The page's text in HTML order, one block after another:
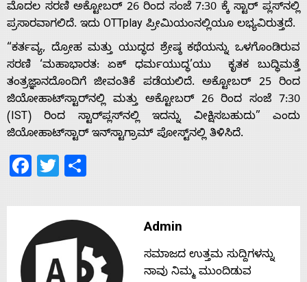
Home
About
Us
Advertise
With
ಮೊದಲ ಸರಣಿ ಅಕ್ಟೋಬರ್ 26 ರಿಂದ ಸಂಜೆ 7:30 ಕ್ಕೆ ಸ್ಟಾರ್ ಪ್ಲಸ್‌ನಲ್ಲಿ
ಪ್ರಸಾರವಾಗಲಿದೆ. ಇದು OTTplay ಪ್ರೀಮಿಯಂನಲ್ಲಿಯೂ ಲಭ್ಯವಿರುತ್ತದೆ.
“ಕರ್ತವ್ಯ, ದ್ರೋಹ ಮತ್ತು ಯುದ್ಧದ ಶ್ರೇಷ್ಠ ಕಥೆಯನ್ನು ಒಳಗೊಂಡಿರುವ
ಸರಣಿ ‘ಮಹಾಭಾರತ: ಏಕ್ ಧರ್ಮಯುದ್ಧ’ಯು ಕೃತಕ ಬುದ್ಧಿಮತ್ತೆ
ತಂತ್ರಜ್ಞಾನದೊಂದಿಗೆ ಜೀವಂತಿಕೆ ಪಡೆಯಲಿದೆ. ಅಕ್ಟೋಬರ್ 25 ರಿಂದ
ಜಿಯೋಹಾಟ್‌ಸ್ಟಾರ್‌ನಲ್ಲಿ ಮತ್ತು ಅಕ್ಟೋಬರ್ 26 ರಿಂದ ಸಂಜೆ 7:30
(IST) ರಿಂದ ಸ್ಟಾರ್‌ಪ್ಲಸ್‌ನಲ್ಲಿ ಇದನ್ನು ವೀಕ್ಷಿಸಬಹುದು” ಎಂದು
ಜಿಯೋಹಾಟ್‌ಸ್ಟಾರ್ ಇನ್‌ಸ್ಟಾಗ್ರಾಮ್‌ ಪೋಸ್ಟ್‌ನಲ್ಲಿ ತಿಳಿಸಿದೆ.
Facebook
Twitter
Admin
ಸಮಾಜದ ಉತ್ತಮ ಸುದ್ದಿಗಳನ್ನು
ನಾವು ನಿಮ್ಮ ಮುಂದಿಡುವ